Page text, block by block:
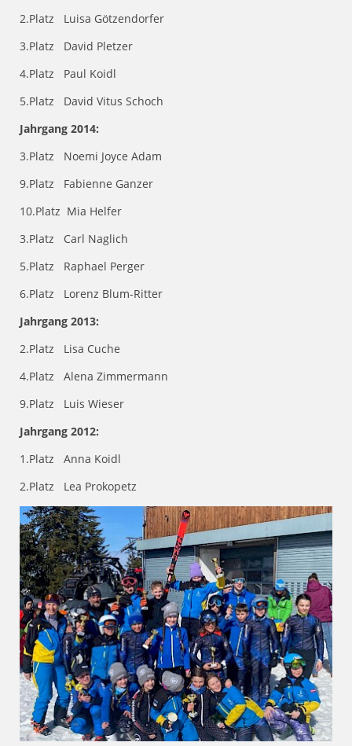
2.Platz Luisa Götzendorfer
3.Platz David Pletzer
4.Platz Paul Koidl
5.Platz David Vitus Schoch
Jahrgang 2014:
3.Platz Noemi Joyce Adam
9.Platz Fabienne Ganzer
10.Platz Mia Helfer
3.Platz Carl Naglich
5.Platz Raphael Perger
6.Platz Lorenz Blum-Ritter
Jahrgang 2013:
2.Platz Lisa Cuche
4.Platz Alena Zimmermann
9.Platz Luis Wieser
Jahrgang 2012:
1.Platz Anna Koidl
2.Platz Lea Prokopetz